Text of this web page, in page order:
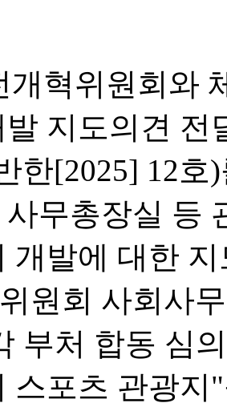
개혁위원회와
지도의견 전
한[2025] 12
무총장실 등
개발에 대한
원회 사회사
부처 합동 심
스포츠 관광지